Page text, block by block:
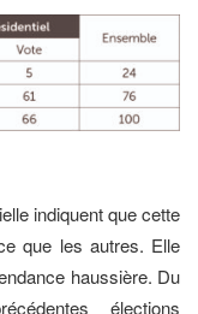
indiquent que cette
que les autres. Elle
haussière. Du
élections